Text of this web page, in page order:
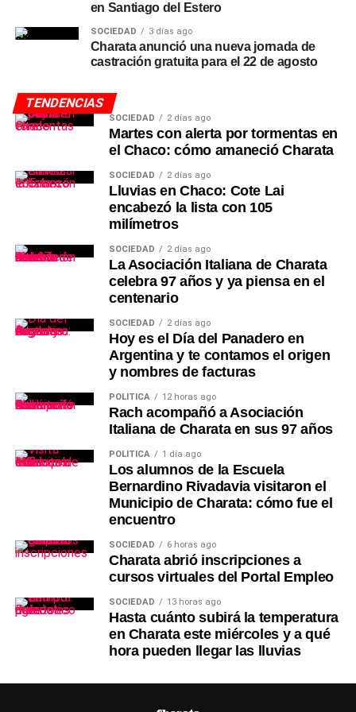
en Santiago del Estero
SOCIEDAD 3 días ago
Charata anunció una nueva jornada de
castración gratuita para el 22 de agosto
TENDENCIAS
SOCIEDAD 2 días ago
Martes con alerta por tormentas en
el Chaco: cómo amaneció Charata
SOCIEDAD 2 días ago
Lluvias en Chaco: Cote Lai
encabezó la lista con 105
milímetros
SOCIEDAD 2 días ago
La Asociación Italiana de Charata
celebra 97 años y ya piensa en el
centenario
SOCIEDAD 2 días ago
Hoy es el Día del Panadero en
Argentina y te contamos el origen
y nombres de facturas
POLÍTICA 12 horas ago
Rach acompañó a Asociación
Italiana de Charata en sus 97 años
POLÍTICA 1 día ago
Los alumnos de la Escuela
Bernardino Rivadavia visitaron el
Municipio de Charata: cómo fue el
encuentro
SOCIEDAD 6 horas ago
Charata abrió inscripciones a
cursos virtuales del Portal Empleo
SOCIEDAD 13 horas ago
Hasta cuánto subirá la temperatura
en Charata este miércoles y a qué
hora pueden llegar las lluvias